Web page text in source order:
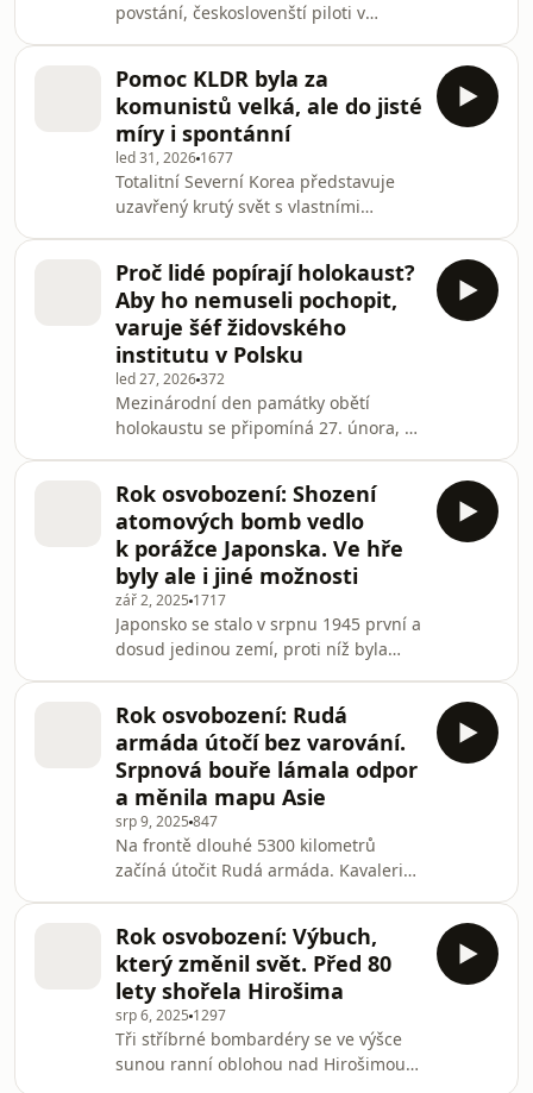
povstání, českoslovenští piloti v
povolení, protože byla jasně
stanovená demarkační linie mezi
Sověty a západními Spojenci a Praha
spadala do sovětské zóny.
Pomoc KLDR byla za
komunistů velká, ale do jisté
míry i spontánní
led 31, 2026 1677
Totalitní Severní Korea představuje
uzavřený krutý svět s vlastními
Československa mimořádně silné a
mnozí se do Koreje vydali pomáhat,
protože země, která napadla Jižní
Koreu, patřila do tábora míru a
socialismu, jak se říkalo. To vše
připomíná výstava Ruku v ruce s
Koreou v pražském Kampusu
Hybernská, kde je k vidění na dvě st
Proč lidé popírají holokaust?
Aby ho nemuseli pochopit,
varuje šéf židovského
institutu v Polsku
led 27, 2026372
Mezinárodní den památky obětí
holokaustu se připomíná 27. února, v
1,1 milionu lidí. Proč je to právě toto
datum a jak čelit osvětimské lži
popírající holokaust, vysvětluje Michał
Trębacz, ředitel polského Židovského
historického institutu Emmanuela
Ringelbluma.
Rok osvobození: Shození
atomových bomb vedlo
k porážce Japonska. Ve hře
byly ale i jiné možnosti
zář 2, 2025 1717
Japonsko se stalo v srpnu 1945 první a
dosud jedinou zemí, proti níž byla
obětem, mají použít a jakým
způsobem. Nakonec atomové bomby
na Hirošimu a Nagasaki shodili,
protože Japonsko návrh kapitulace
odmítlo a Američané se báli vysokých
ztrát při dobývání Japonských ostrovů,
říká v rámci projektu Rok osvobození
historik Vít Smetana z
Rok osvobození: Rudá
armáda útočí bez varování.
Srpnová bouře lámala odpor
a měnila mapu Asie
srp 9, 2025 847
Na frontě dlouhé 5300 kilometrů
začíná útočit Rudá armáda. Kavalerie
Mongolska a pokouší se překonat
pohoří Velký Chingan. Další vojáci
překračují řeky Amur a Ussuri,
překonávají bažiny a hustě porostlé
hory. Druhá část klešťového útoku
proti Japonsku směřuje od
Rok osvobození: Výbuch,
který změnil svět. Před 80
lety shořela Hirošima
srp 6, 2025 1297
Tři stříbrné bombardéry se ve výšce
sunou ranní oblohou nad Hirošimou.